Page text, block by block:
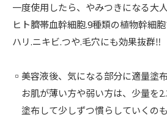
一度使用したら、やみつきになる大
ヒト臍帯血幹細胞.9種類の植物幹細
ハリ.ニキビ.つや.毛穴にも効果抜群‼︎
▫︎美容液後、気になる部分に適量塗
お肌が薄い方や弱い方は、少量を
塗布して少しずつ慣らしていくのも